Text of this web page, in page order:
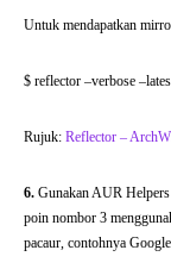
Untuk mendapatkan
$ reflector –verbose
Rujuk: Reflector –
6. Gunakan AUR
poin nombor 3
pacaur, contohnya